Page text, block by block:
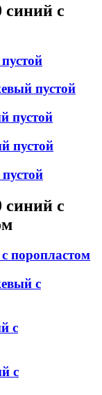
с
пустой
пустой
пустой
с
поропластом
с
с
с